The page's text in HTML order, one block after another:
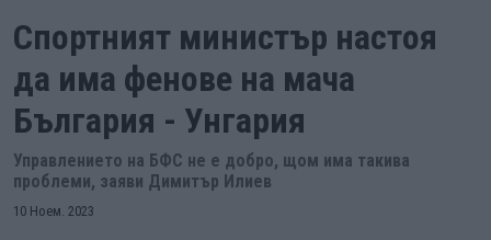
Спортният министър настоя
да има фенове на мача
България - Унгария
Управлението на БФС не е добро, щом има такива
проблеми, заяви Димитър Илиев
10 Ноем. 2023